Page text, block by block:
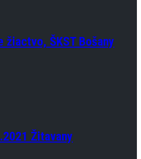
žiactvo, ŠKST Bošany
Žitavany